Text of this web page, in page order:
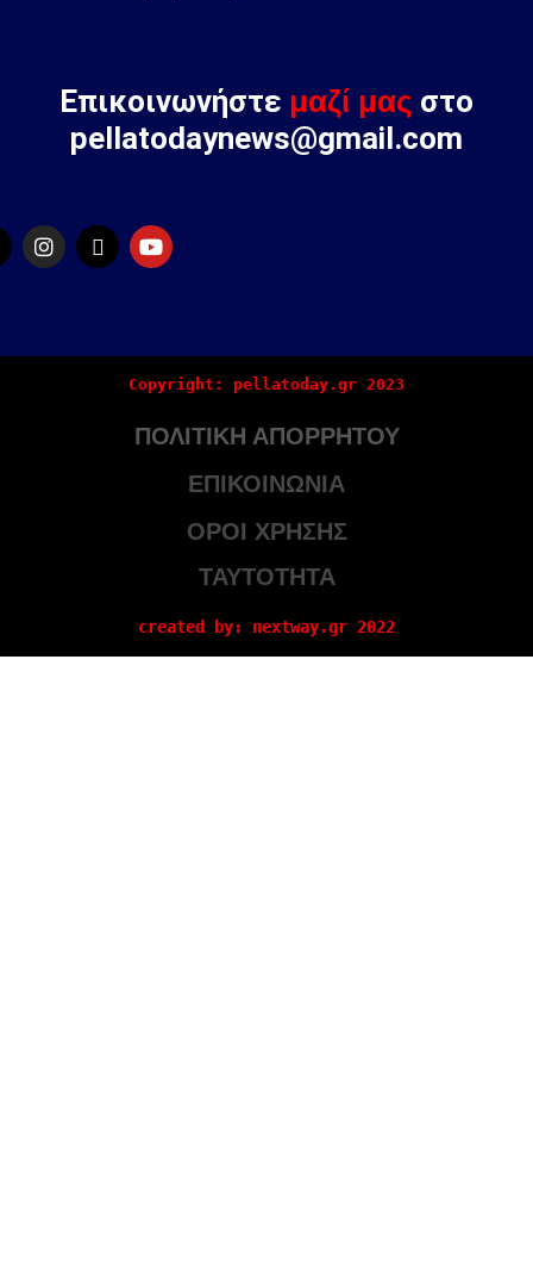
Επικοινωνήστε μαζί μας στο
pellatodaynews@gmail.com
Copyright: pellatoday.gr 2023
ΠΟΛΙΤΙΚΗ ΑΠΟΡΡΗΤΟΥ
ΕΠΙΚΟΙΝΩΝΙΑ
ΟΡΟΙ ΧΡΗΣΗΣ
ΤΑΥΤΟΤΗΤΑ
created by: nextway.gr 2022